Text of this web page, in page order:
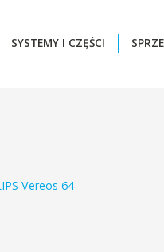
SYSTEMY I CZĘŚCI
Vereos 64